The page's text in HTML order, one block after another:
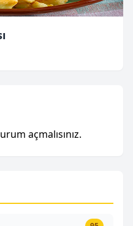
açmalısınız.